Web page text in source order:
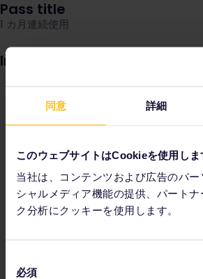
同意 詳細
このウェブサイトはCookieを使用しま
当社は、コンテンツおよび広告のパ
シャルメディア機能の提供、パートナ
ク分析にクッキーを使用します。
必須
Pass title
1 カ月連続使用
Image